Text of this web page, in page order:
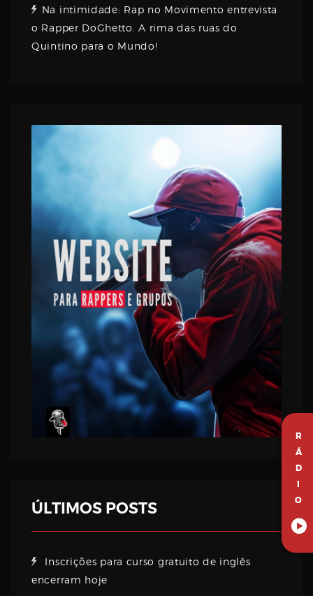
R
Á
D
I
O
Na intimidade: Rap no Movimento entrevista
o Rapper DoGhetto. A rima das ruas do
Quintino para o Mundo!
ÚLTIMOS POSTS
Inscrições para curso gratuito de inglês
encerram hoje